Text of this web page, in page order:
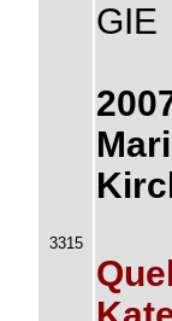
3315
GIE